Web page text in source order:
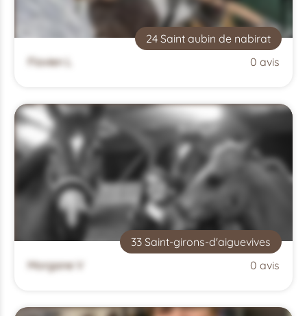
24 Saint aubin de nabirat
Flavien L
0 avis
33 Saint-girons-d'aiguevives
Morgane V
0 avis